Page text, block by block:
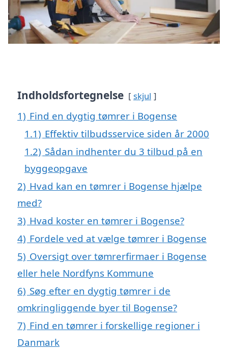
Indholdsfortegnelse skjul
1) Find en dygtig tømrer i Bogense
1.1) Effektiv tilbudsservice siden år 2000
1.2) Sådan indhenter du 3 tilbud på en
byggeopgave
2) Hvad kan en tømrer i Bogense hjælpe
med?
3) Hvad koster en tømrer i Bogense?
4) Fordele ved at vælge tømrer i Bogense
5) Oversigt over tømrerfirmaer i Bogense
eller hele Nordfyns Kommune
6) Søg efter en dygtig tømrer i de
omkringliggende byer til Bogense?
7) Find en tømrer i forskellige regioner i
Danmark